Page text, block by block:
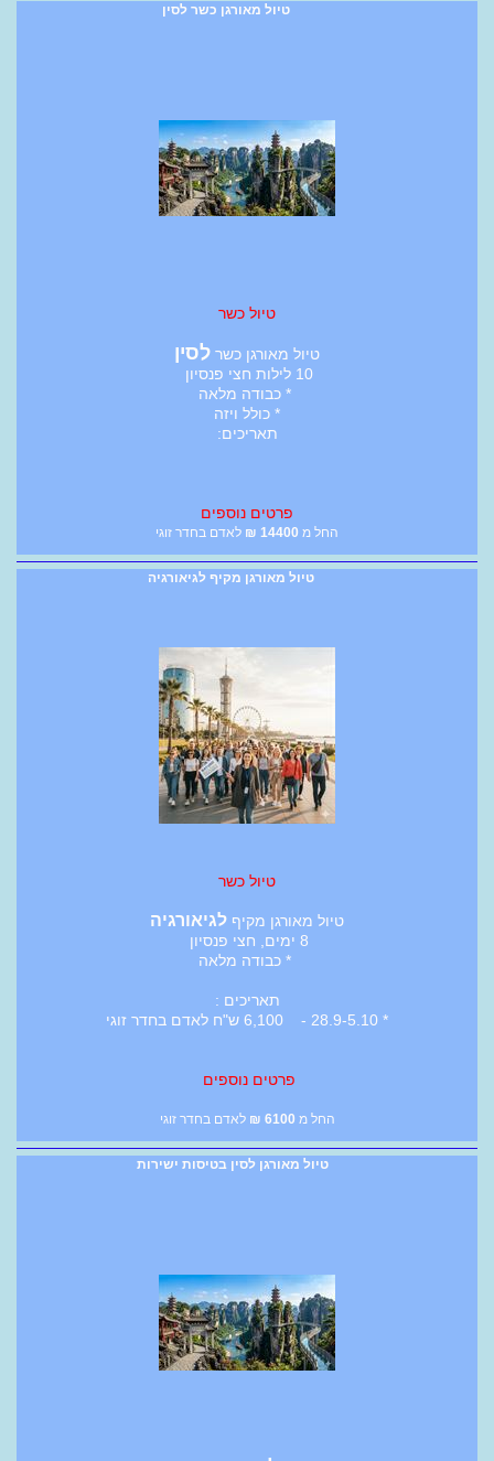
טיול מאורגן כשר לסין
טיול כשר
טיול מאורגן כשר לסין
10 לילות חצי פנסיון
* כבודה מלאה
* כולל ויזה
תאריכים:
פרטים נוספים
החל מ 14400
₪ לאדם בחדר זוגי
טיול מאורגן מקיף לגיאורגיה
טיול כשר
טיול מאורגן מקיף לגיאורגיה
8 ימים, חצי פנסיון
* כבודה מלאה
תאריכים :
* 28.9-5.10 - 6,100 ש"ח לאדם בחדר זוגי
פרטים נוספים
החל מ 6100
₪ לאדם בחדר זוגי
טיול מאורגן לסין בטיסות ישירות